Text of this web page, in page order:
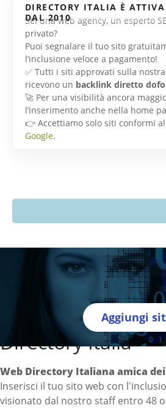
DIRECTORY ITALIA È
DAL 2010
Sei una web agency, un esperto
privato?
Puoi segnalare il tuo sito
l’inclusione veloce a pagamento!
✅ Tutti i siti approvati sulla nostra
ricevono un backlink diretto
🚀 Per una visibilità ancora
l’inserimento anche nella home
👉 Accettiamo solo siti conformi
Google.
Aggiungi
Directory Italia
Web Directory Italiana amica
Inserisci il tuo sito web con
visionato dal nostro staff entro 48